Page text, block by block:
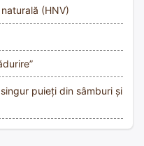
(HNV)
puieți din sâmburi și